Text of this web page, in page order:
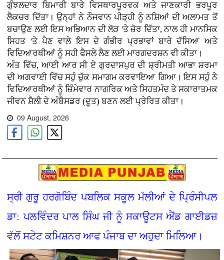
ਗੁੰਝਲਦਾਰ ਬਿਮਾਰੀ ਬਾਰੇ ਵਿਸਥਾਰਪੂਰਵਕ ਅਤੇ ਜਾਣਕਾਰੀ ਭਰਪੂਰ
ਲੈਕਚਰ ਦਿੱਤਾ। ਉਨ੍ਹਾਂ ਨੇ ਨੌਜਵਾਨ ਪੀੜ੍ਹੀ ਨੂੰ ਨਸ਼ਿਆਂ ਦੀ ਅਲਾਮਤ ਤੋਂ
ਬਚਾਉਣ ਲਈ ਇਸ ਅਭਿਆਨ ਦੀ ਲੋੜ 'ਤੇ ਜ਼ੋਰ ਦਿੱਤਾ, ਨਾਲ ਹੀ ਮਾਨਸਿਕ
ਸਿਹਤ 'ਤੇ ਪੈਣ ਵਾਲੇ ਇਸ ਦੇ ਗੰਭੀਰ ਪ੍ਰਭਾਵਾਂ ਬਾਰੇ ਦੱਸਿਆ ਅਤੇ
ਵਿਦਿਆਰਥੀਆਂ ਨੂੰ ਸਹੀ ਫੈਸਲੇ ਲੈਣ ਲਈ ਮਾਰਗਦਰਸ਼ਨ ਵੀ ਕੀਤਾ।
ਅੰਤ ਵਿੱਚ, ਆਈ ਆਰ ਸੀ ਏ ਗੁਰਦਾਸਪੁਰ ਦੀ ਸ਼੍ਰੀਮਤੀ ਆਭਾ ਸ਼ਰਮਾ
ਦੀ ਅਗਵਾਈ ਵਿੱਚ ਸਹੁੰ ਚੁੱਕ ਸਮਾਗਮ ਕਰਵਾਇਆ ਗਿਆ। ਇਸ ਸਹੁੰ ਨੇ
ਵਿਦਿਆਰਥੀਆਂ ਨੂੰ ਜ਼ਿੰਮੇਵਾਰ ਨਾਗਰਿਕ ਅਤੇ ਸਿਹਤਮੰਦ ਤੇ ਸਕਾਰਾਤਮਕ
ਜੀਵਨ ਸ਼ੈਲੀ ਦੇ ਅੰਬੈਸਡਰ (ਦੂਤ) ਬਣਨ ਲਈ ਪ੍ਰੇਰਿਤ ਕੀਤਾ।
09 August, 2026
ਸ੍ਰੀ ਗੁਰੂ ਹਰਗੋਬਿੰਦ ਪਬਲਿਕ ਸਕੂਲ ਮੱਲੀਆਂ ਦੇ ਪ੍ਰਿੰਸੀਪਲ
ਡਾ: ਪਲਵਿੰਦਰ ਪਾਲ ਸਿੰਘ ਜੀ ਨੂੰ ਸਕਾਊਟਸ ਐਂਡ ਗਾਈਡਜ਼
ਵੱਲੋਂ ਸਟੇਟ ਕਮਿਸ਼ਨਰ ਆਫ ਪੰਜਾਬ ਦਾ ਅਹੁਦਾ ਮਿਲਿਆ।